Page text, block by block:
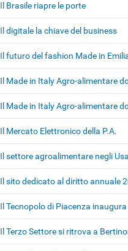
Il Brasile riapre le porte
Il digitale la chiave del business
Il futuro del fashion Made in
Il Made in Italy Agro-alimentare
Il Made in Italy Agro-alimentare
Il Mercato Elettronico della P.A.
Il settore agroalimentare negli Usa
Il sito dedicato al diritto annuale
Il Tecnopolo di Piacenza inaugura
Il Terzo Settore si ritrova a